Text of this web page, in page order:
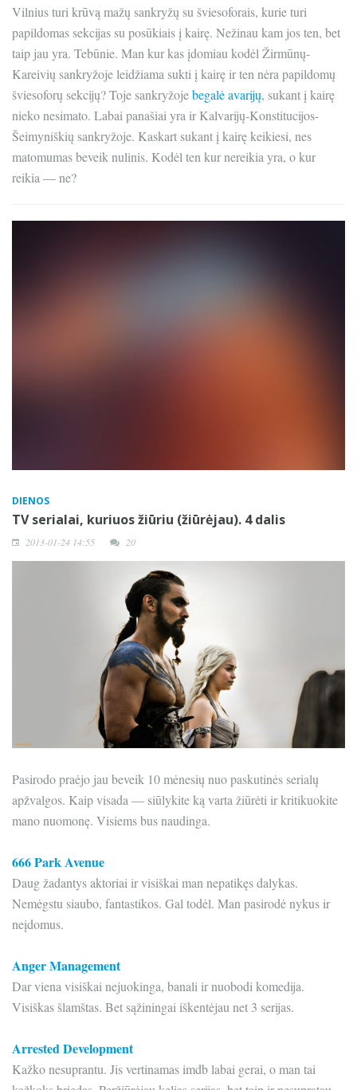
Vilnius turi krūvą mažų sankryžų su šviesoforais, kurie turi
papildomas sekcijas su posūkiais į kairę. Nežinau kam jos ten, bet
taip jau yra. Tebūnie. Man kur kas įdomiau kodėl Žirmūnų-
Kareivių sankryžoje leidžiama sukti į kairę ir ten nėra papildomų
šviesoforų sekcijų? Toje sankryžojebegalė avarijų, sukant į kairę
nieko nesimato. Labai panašiai yra ir Kalvarijų-Konstitucijos-
Šeimyniškių sankryžoje. Kaskart sukant į kairę keikiesi, nes
matomumas beveik nulinis. Kodėl ten kur nereikia yra, o kur
reikia — ne?
DIENOS
TV serialai, kuriuos žiūriu (žiūrėjau). 4 dalis
2013-01-24 14:55 20
Pasirodo praėjo jau beveik 10 mėnesių nuo paskutinės serialų
apžvalgos. Kaip visada — siūlykite ką varta žiūrėti ir kritikuokite
mano nuomonę. Visiems bus naudinga.
666 Park Avenue
Daug žadantys aktoriai ir visiškai man nepatikęs dalykas.
Nemėgstu siaubo, fantastikos. Gal todėl. Man pasirodė nykus ir
neįdomus.
Anger Management
Dar viena visiškai nejuokinga, banali ir nuobodi komedija.
Visiškas šlamštas. Bet sąžiningai iškentėjau net 3 serijas.
Arrested Development
Kažko nesuprantu. Jis vertinamas imdb labai gerai, o man tai